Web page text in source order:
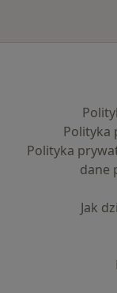
Polityka
Polityka
dane
Jak